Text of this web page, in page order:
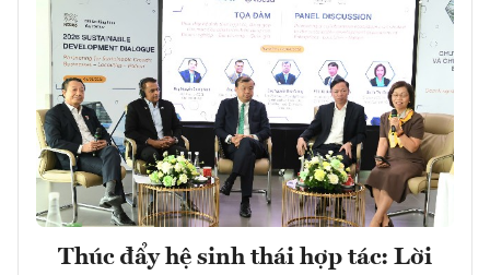
Thúc đẩy hệ sinh thái hợp tác: Lời